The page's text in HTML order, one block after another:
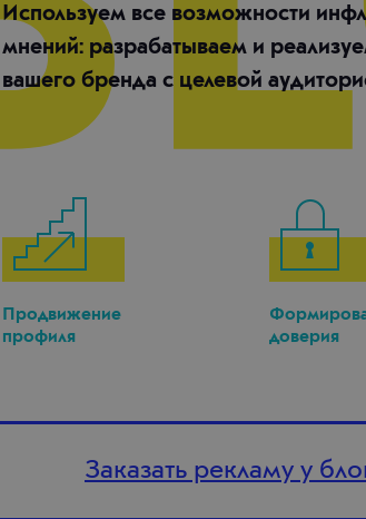
Используем все возможности
мнений: разрабатываем и
вашего бренда с целевой
Продвижение
профиля
доверия
Заказать рекламу у